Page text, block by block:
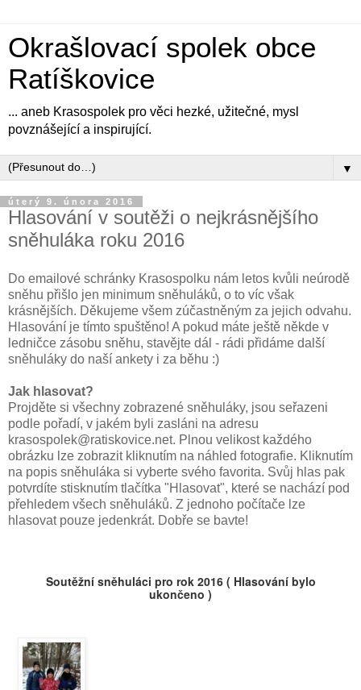
Okrašlovací spolek obce
Ratíškovice
... aneb Krasospolek pro věci hezké, užitečné, mysl
povznášející a inspirující.
▼
úterý 9. února 2016
Hlasování v soutěži o nejkrásnějšího
sněhuláka roku 2016
Do emailové schránky Krasospolku nám letos kvůli neúrodě
sněhu přišlo jen minimum sněhuláků, o to víc však
krásnějších. Děkujeme všem zúčastněným za jejich odvahu.
Hlasování je tímto spuštěno! A pokud máte ještě někde v
ledničce zásobu sněhu, stavějte dál - rádi přidáme další
sněhuláky do naší ankety i za běhu :)
Jak hlasovat?
Projděte si všechny zobrazené sněhuláky, jsou seřazeni
podle pořadí, v jakém byli zasláni na adresu
krasospolek@ratiskovice.net. Plnou velikost každého
obrázku lze zobrazit kliknutím na náhled fotografie. Kliknutím
na popis sněhuláka si vyberte svého favorita. Svůj hlas pak
potvrdíte stisknutím tlačítka "Hlasovat", které se nachází pod
přehledem všech sněhuláků. Z jednoho počítače lze
hlasovat pouze jedenkrát. Dobře se bavte!
Soutěžní sněhuláci pro rok 2016 ( Hlasování bylo
ukončeno )